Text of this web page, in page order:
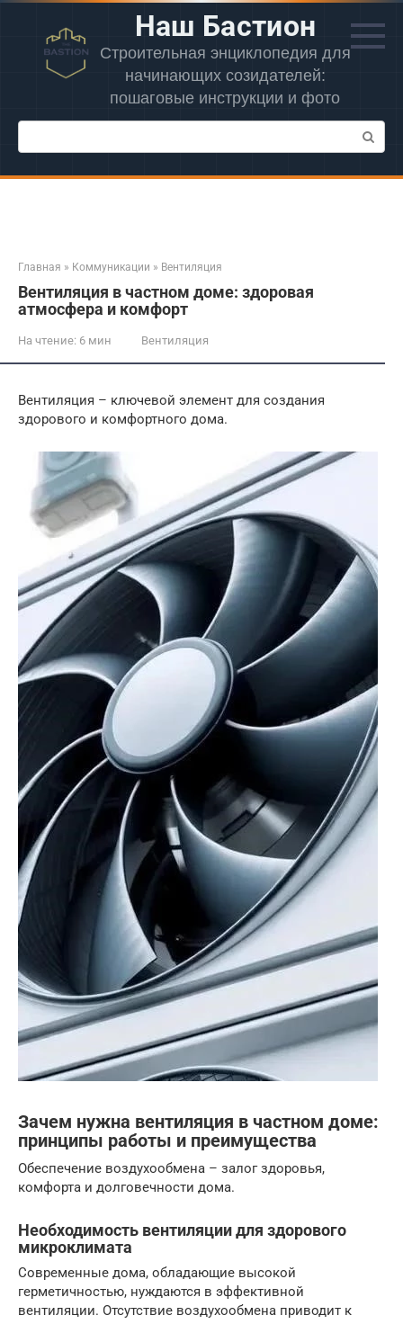
Перейти
контенту
Наш Бастион
Строительная энциклопедия для
начинающих созидателей:
пошаговые инструкции и фото
Поиск:
Главная » Коммуникации » Вентиляция
Вентиляция в частном доме: здоровая
атмосфера и комфорт
На чтение: 6 мин Вентиляция
Вентиляция – ключевой элемент для создания
здорового и комфортного дома.
Зачем нужна вентиляция в частном доме:
принципы работы и преимущества
Обеспечение воздухообмена – залог здоровья,
комфорта и долговечности дома.
Необходимость вентиляции для здорового
микроклимата
Современные дома, обладающие высокой
герметичностью, нуждаются в эффективной
вентиляции. Отсутствие воздухообмена приводит к